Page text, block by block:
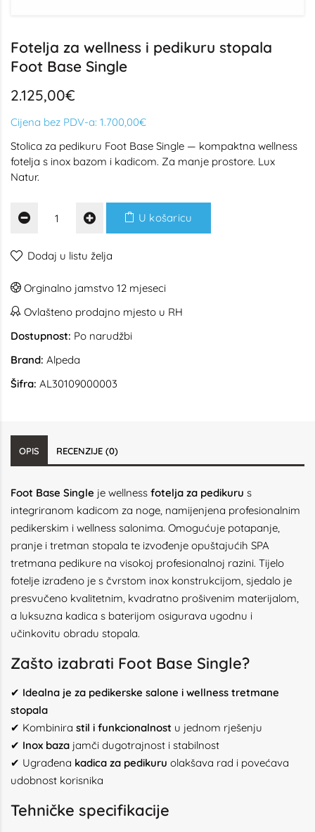
Fotelja za wellness i pedikuru stopala
Foot Base Single
2.125,00€
Cijena bez PDV-a: 1.700,00€
Stolica za pedikuru Foot Base Single — kompaktna wellness
fotelja s inox bazom i kadicom. Za manje prostore. Lux
Natur.
U košaricu
Dodaj u listu želja
Orginalno jamstvo 12 mjeseci
Ovlašteno prodajno mjesto u RH
Dostupnost: Po narudžbi
Brand: Alpeda
Šifra: AL30109000003
OPIS RECENZIJE (0)
Foot Base Single je wellness fotelja za pedikuru s
integriranom kadicom za noge, namijenjena profesionalnim
pedikerskim i wellness salonima. Omogućuje potapanje,
pranje i tretman stopala te izvođenje opuštajućih SPA
tretmana pedikure na visokoj profesionalnoj razini. Tijelo
fotelje izrađeno je s čvrstom inox konstrukcijom, sjedalo je
presvučeno kvalitetnim, kvadratno prošivenim materijalom,
a luksuzna kadica s baterijom osigurava ugodnu i
učinkovitu obradu stopala.
Zašto izabrati Foot Base Single?
✔ Idealna je za pedikerske salone i wellness tretmane
stopala
✔ Kombinira stil i funkcionalnost u jednom rješenju
✔ Inox baza jamči dugotrajnost i stabilnost
✔ Ugrađena kadica za pedikuru olakšava rad i povećava
udobnost korisnika
Tehničke specifikacije